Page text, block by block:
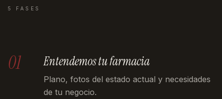
5 FASES
01 Entendemos tu farmacia
Plano, fotos del estado actual y necesidades
de tu negocio.